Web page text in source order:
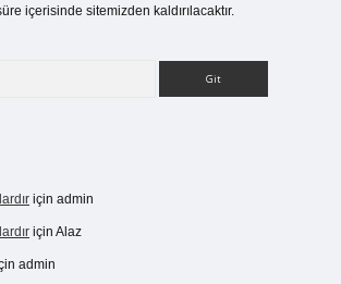
içerisinde sitemizden kaldırılacaktır.
için admin
için Alaz
admin